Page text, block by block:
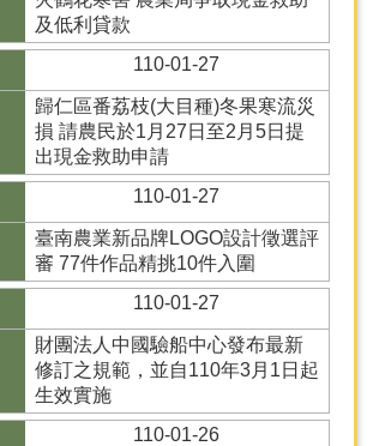
及低利貸款
110-01-27
歸仁區番荔枝(大目種)冬果寒流災
損 請農民於1月27日至2月5日提
出現金救助申請
110-01-27
臺南農業新品牌LOGO設計徵選評
審 77件作品精挑10件入圍
110-01-27
財團法人中國驗船中心發布最新
修訂之規範，並自110年3月1日起
生效實施
110-01-26